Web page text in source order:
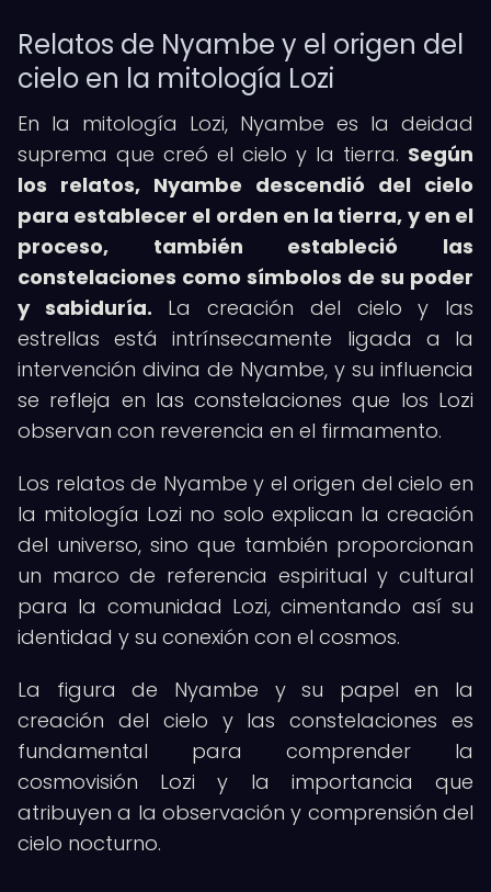
Relatos de Nyambe y el origen del
cielo en la mitología Lozi
En la mitología Lozi, Nyambe es la deidad
suprema que creó el cielo y la tierra. Según
los relatos, Nyambe descendió del cielo
para establecer el orden en la tierra, y en el
proceso, también estableció las
constelaciones como símbolos de su poder
y sabiduría. La creación del cielo y las
estrellas está intrínsecamente ligada a la
intervención divina de Nyambe, y su influencia
se refleja en las constelaciones que los Lozi
observan con reverencia en el firmamento.
Los relatos de Nyambe y el origen del cielo en
la mitología Lozi no solo explican la creación
del universo, sino que también proporcionan
un marco de referencia espiritual y cultural
para la comunidad Lozi, cimentando así su
identidad y su conexión con el cosmos.
La figura de Nyambe y su papel en la
creación del cielo y las constelaciones es
fundamental para comprender la
cosmovisión Lozi y la importancia que
atribuyen a la observación y comprensión del
cielo nocturno.